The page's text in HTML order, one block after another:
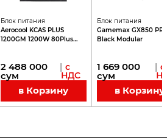
Блок питания
Aerocool KCAS PLUS
1200GM 1200W 80Plus
2 488 000
сум
| с
НДС
в Корзину
Блок питания
Gamemax GX850
Black Modular
1 669 000
сум
| с
в Корзину